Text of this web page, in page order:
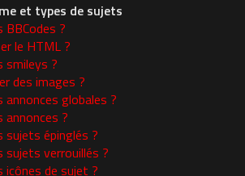
et types de sujets
?
le HTML ?
smileys ?
des images ?
annonces globales ?
annonces ?
sujets épinglés ?
sujets verrouillés ?
icônes de sujet ?